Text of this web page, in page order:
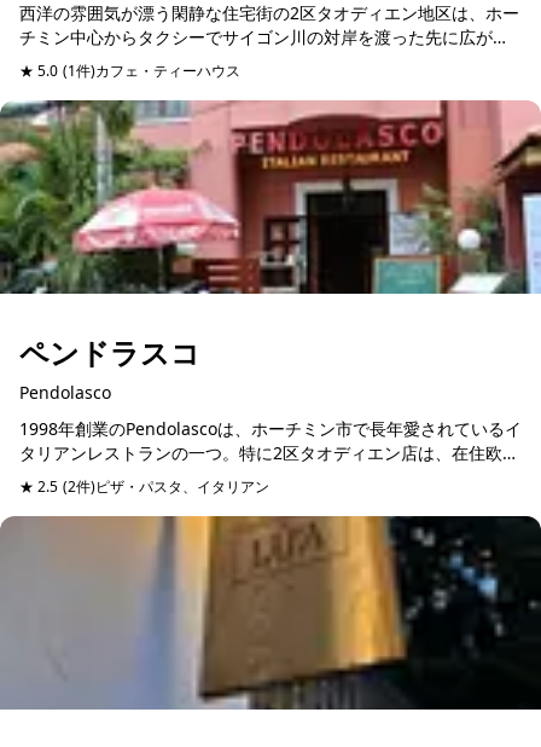
西洋の雰囲気が漂う閑静な住宅街の2区タオディエン地区は、ホー
チミン中心からタクシーでサイゴン川の対岸を渡った先に広がっ
ています。多くの欧米人が暮らしているため、通りに並ぶお店は
欧米ナイズされてい...
★ 5.0 (1件)カフェ・ティーハウス
ペンドラスコ
Pendolasco
1998年創業のPendolascoは、ホーチミン市で長年愛されているイ
タリアンレストランの一つ。特に2区タオディエン店は、在住欧米
人を中心に人気があり、近年では旅行者の間でも話題となってい
る。...
★ 2.5 (2件)ピザ・パスタ、イタリアン